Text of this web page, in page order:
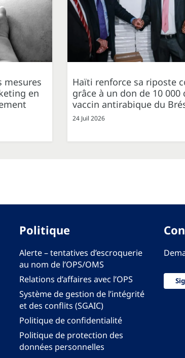
mesures
en
Haïti renforce sa riposte
grâce à un don de 10 000
vaccin antirabique du
24 Juil 2026
Politique
Alerte – tentatives d’escroquerie
au nom de l’OPS/OMS
Relations d’affaires avec l’OPS
Système de gestion de l’intégrité
et des conflits (SGAIC)
Politique de confidentialité
Politique de protection des
données personnelles